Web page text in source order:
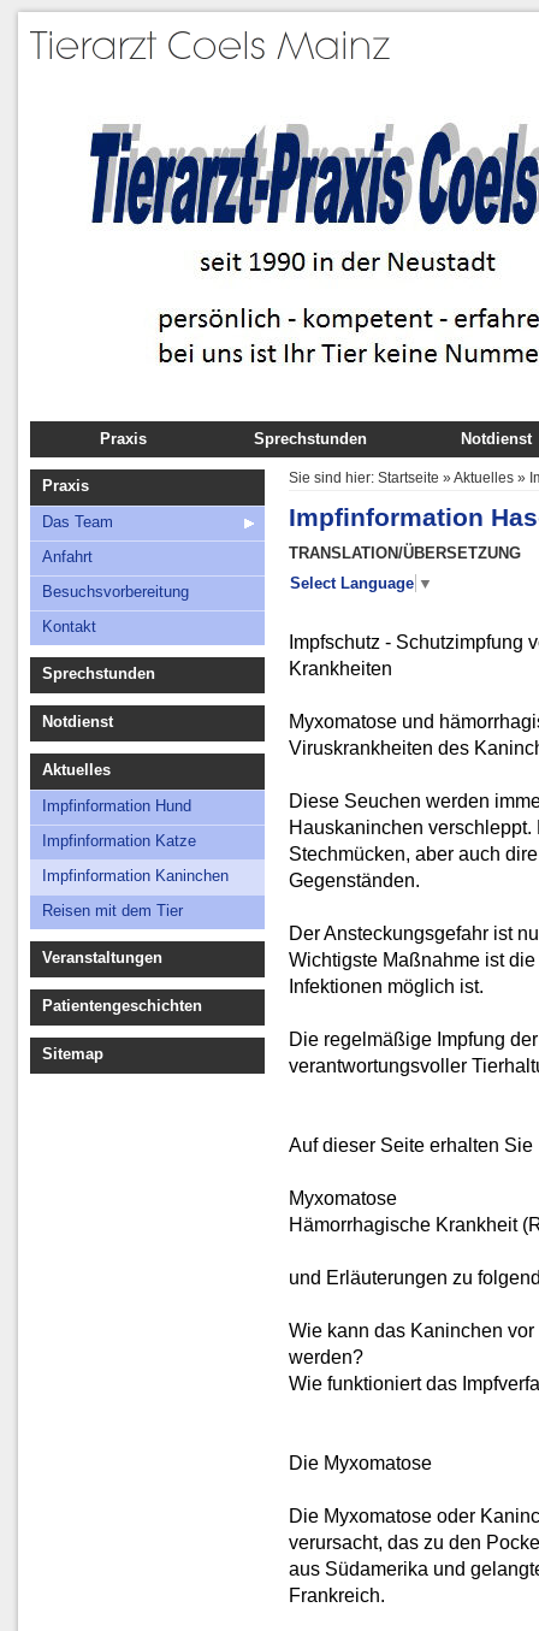
Praxis
Das Team
Anfahrt
Besuchsvorbereitung
Kontakt
Sprechstunden Notdienst
Praxis
Das Team
Anfahrt
Besuchsvorbereitung
Kontakt
Sprechstunden
Notdienst
Aktuelles
Impfinformation Hund
Impfinformation Katze
Impfinformation Kaninchen
Reisen mit dem Tier
Veranstaltungen
Patientengeschichten
Sitemap
Sie sind hier: Startseite »Aktuelles »
Impfinformation
TRANSLATION/ÜBERSETZUNG
Select Language ▼
Impfschutz - Schutzimpfung
Krankheiten
Myxomatose und
Viruskrankheiten des
Diese Seuchen werden
Hauskaninchen
Stechmücken, aber auch
Gegenständen.
Der Ansteckungsgefahr ist
Wichtigste Maßnahme ist
Infektionen möglich ist.
Die regelmäßige Impfung
verantwortungsvoller
Auf dieser Seite erhalten
Myxomatose
Hämorrhagische Krankheit
und Erläuterungen zu
Wie kann das Kaninchen
werden?
Wie funktioniert das
Die Myxomatose
Die Myxomatose oder
verursacht, das zu den
aus Südamerika und
Frankreich.